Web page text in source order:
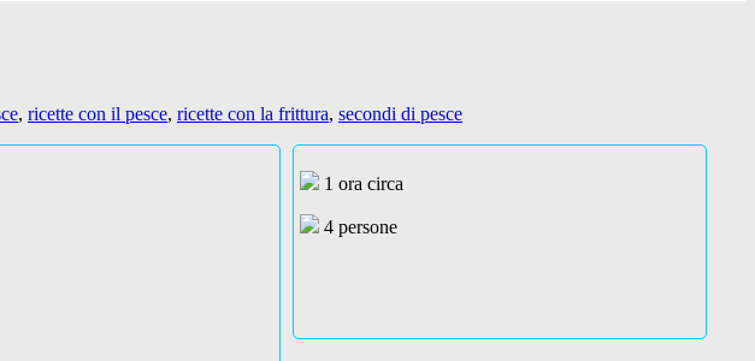
, ricette con il pesce, ricette con la frittura, secondi di pesce
1 ora circa
4 persone